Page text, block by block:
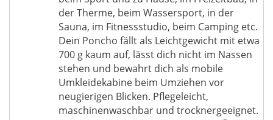
der Therme, beim Wassersport, in der
Sauna, im Fitnessstudio, beim Camping etc.
Dein Poncho fällt als Leichtgewicht mit etwa
700 g kaum auf, lässt dich nicht im Nassen
stehen und bewahrt dich als mobile
Umkleidekabine beim Umziehen vor
neugierigen Blicken. Pflegeleicht,
maschinenwaschbar und trocknergeeignet.